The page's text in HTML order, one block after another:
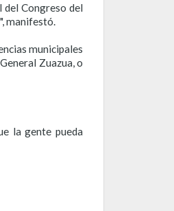
del Congreso del
", manifestó.
municipales
Zuazua, o
la gente pueda